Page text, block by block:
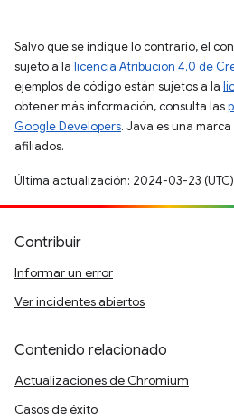
Salvo que se indique lo contrario, el
sujeto a la licencia Atribución 4.0 de
ejemplos de código están sujetos a la
obtener más información, consulta las
Google Developers. Java es una
afiliados.
Última actualización: 2024-03-23 (UTC)
Contribuir
Informar un error
Ver incidentes abiertos
Contenido relacionado
Actualizaciones de Chromium
Casos de éxito